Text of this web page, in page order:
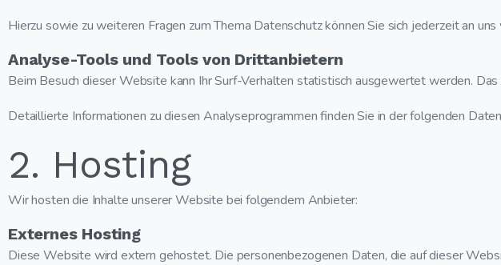
Hierzu sowie zu weiteren Fragen zum Thema Datenschutz können Sie sich jederzeit an uns
Analyse-Tools und Tools von Dritt­anbietern
Beim Besuch dieser Website kann Ihr Surf-Verhalten statistisch ausgewertet werden.
Detaillierte Informationen zu diesen Analyseprogrammen finden Sie in der folgenden
2. Hosting
Wir hosten die Inhalte unserer Website bei folgendem Anbieter:
Externes Hosting
Diese Website wird extern gehostet. Die personenbezogenen Daten, die auf dieser